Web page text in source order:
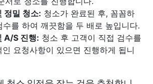
정밀 청소: 청소가 완료된 후, 꼼꼼하
수를 하여 깨끗함을 두 배로 높입니다.
A/S 진행: 청소 후 고객이 직접 검수를
요청사항이 있으면 진행하게 됩니